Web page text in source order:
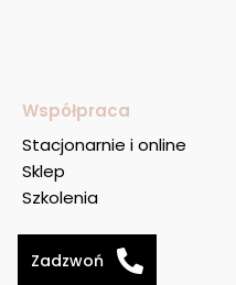
Współpraca
Stacjonarnie i online
Sklep
Szkolenia
Zadzwoń